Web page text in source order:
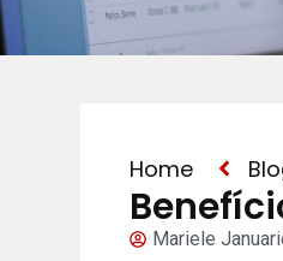
Home
Mariele